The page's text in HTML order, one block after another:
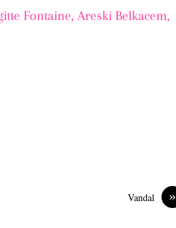
Fontaine, Areski Belkacem,
»
Vandal